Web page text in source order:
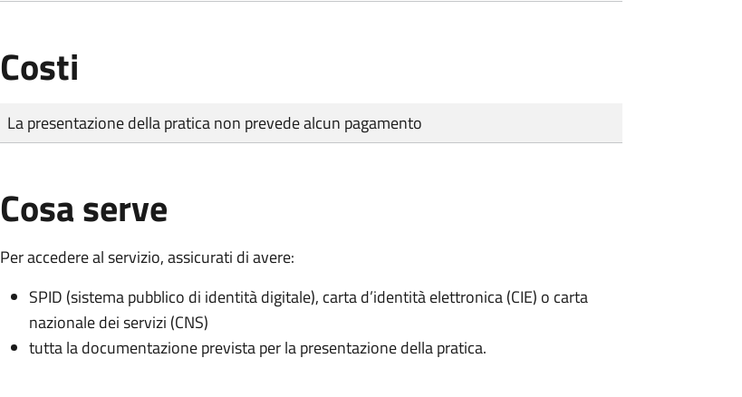
Costi
Tipo di pagamento
Importo
La presentazione della pratica non prevede alcun pagamento
Cosa serve
Per accedere al servizio, assicurati di avere:
SPID (sistema pubblico di identità digitale), carta d’identità elettronica (CIE) o carta
nazionale dei servizi (CNS)
tutta la documentazione prevista per la presentazione della pratica.